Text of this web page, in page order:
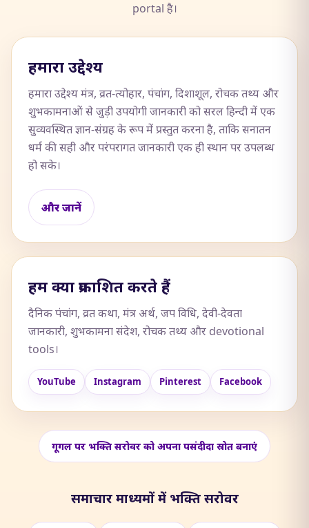
portal है।
हमारा उद्देश्य
हमारा उद्देश्य मंत्र, व्रत-त्योहार, पंचांग, दिशाशूल, रोचक तथ्य और
शुभकामनाओं से जुड़ी उपयोगी जानकारी को सरल हिन्दी में एक
सुव्यवस्थित ज्ञान-संग्रह के रूप में प्रस्तुत करना है, ताकि सनातन
धर्म की सही और परंपरागत जानकारी एक ही स्थान पर उपलब्ध
हो सके।
और जानें
हम क्या प्रकाशित करते हैं
दैनिक पंचांग, व्रत कथा, मंत्र अर्थ, जप विधि, देवी-देवता
जानकारी, शुभकामना संदेश, रोचक तथ्य और devotional
tools।
YouTube Instagram Pinterest Facebook
गूगल पर भक्ति सरोवर को अपना पसंदीदा स्रोत बनाएं
समाचार माध्यमों में भक्ति सरोवर